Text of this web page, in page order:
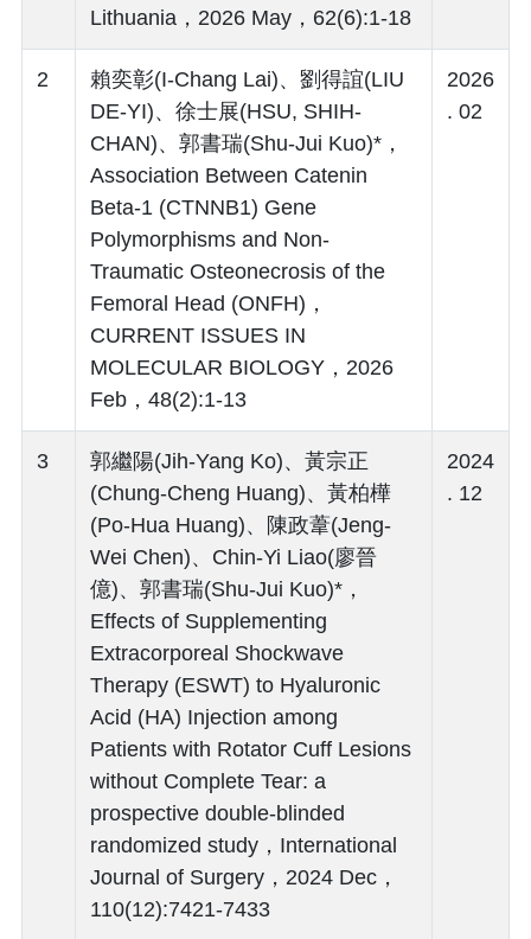
Lithuania，2026 May，62(6):1-18
2
賴奕彰(I-Chang Lai)、劉得誼(LIU
DE-YI)、徐士展(HSU, SHIH-
CHAN)、郭書瑞(Shu-Jui Kuo)*，
Association Between Catenin
Beta-1 (CTNNB1) Gene
Polymorphisms and Non-
Traumatic Osteonecrosis of the
Femoral Head (ONFH)，
CURRENT ISSUES IN
MOLECULAR BIOLOGY，2026
Feb，48(2):1-13
2026
. 02
3
郭繼陽(Jih-Yang Ko)、黃宗正
(Chung-Cheng Huang)、黃柏樺
(Po-Hua Huang)、陳政葦(Jeng-
Wei Chen)、Chin-Yi Liao(廖晉
億)、郭書瑞(Shu-Jui Kuo)*，
Effects of Supplementing
Extracorporeal Shockwave
Therapy (ESWT) to Hyaluronic
Acid (HA) Injection among
Patients with Rotator Cuff Lesions
without Complete Tear: a
prospective double-blinded
randomized study，International
Journal of Surgery，2024 Dec，
110(12):7421-7433
2024
. 12